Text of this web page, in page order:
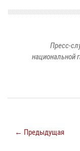
Пресс-
национальной
← Предыдущая